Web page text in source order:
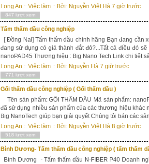
Long An :: Việc làm :: Bởi: Nguyễn Việt Hà 7 giờ trước
847 lượt xem
Tấm thấm dầu công nghiệp
[ Đồng Nai] Tấm thấm dầu chính hãng Bạn đang cần
đang sử dụng có giá thành đắt đỏ?...Tất cả điều đó
nanoPAD45 Thương hiệu : Big Nano Tech Link chi tiết
Long An :: Việc làm :: Bởi: Nguyễn Hà 7 giờ trước
771 lượt xem
Gối thấm dầu công nghiệp ( Gối thấm dầu )
Tên sản phẩm: GỐI THẤM DẦU Mã sản phẩm:
đã sử dụng nhiều sản phẩm của các thương hiệu
Big NanoTech giúp bạn giải quyết Chúng tôi bán các
Long An :: Việc làm :: Bởi: Nguyễn Việt Hà 8 giờ trước
518 lượt xem
Bình Dương- Tấm thấm dầu công nghiệp ( tấm thấm
Bình Dương - Tấm thấm dầu N-FIBER P40 Doanh